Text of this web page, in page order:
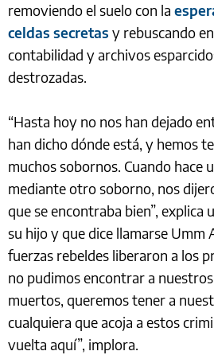
removiendo el suelo con la
celdas secretas y rebuscando
contabilidad y archivos
destrozadas.
“Hasta hoy no nos han dejado
han dicho dónde está, y hemos
muchos sobornos. Cuando hace
mediante otro soborno, nos
que se encontraba bien”, explica
su hijo y que dice llamarse Umm
fuerzas rebeldes liberaron a los
no pudimos encontrar a
muertos, queremos tener a
cualquiera que acoja a estos
vuelta aquí”, implora.